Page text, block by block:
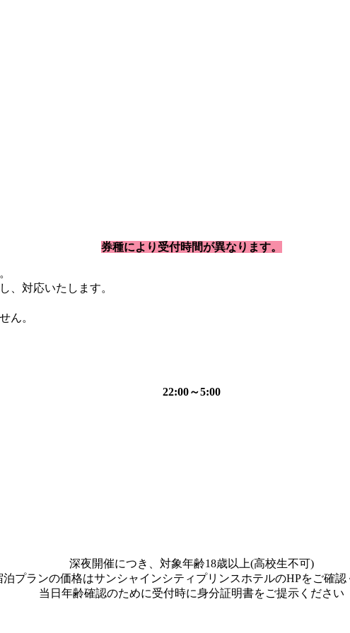
券種により受付時間が異なります。
、対応いたします。
ん。
22:00～5:00
深夜開催につき、対象年齢18歳以上(高校生不可)
泊プランの価格はサンシャインシティプリンスホテルのHPをご確認
当日年齢確認のために受付時に身分証明書をご提示ください